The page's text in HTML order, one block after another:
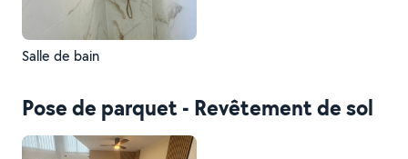
Salle de bain
Pose de parquet - Revêtement de sol